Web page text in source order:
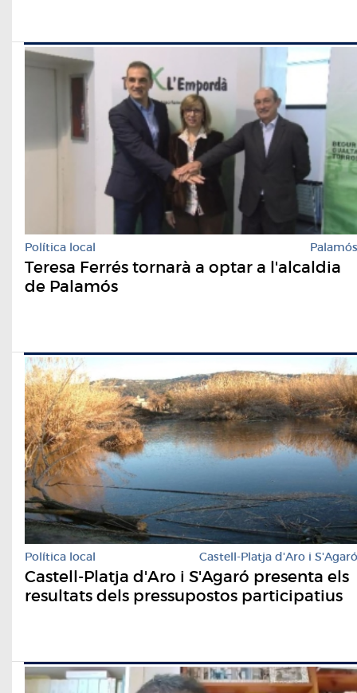
Política local Palamós
Teresa Ferrés tornarà a optar a l'alcaldia
de Palamós
Política local Castell-Platja d'Aro i S'Agaró
Castell-Platja d'Aro i S'Agaró presenta els
resultats dels pressupostos participatius